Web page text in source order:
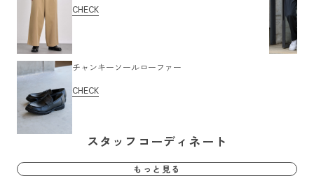
CHECK
チャンキーソールローファー
CHECK
スタッフコーディネート
もっと見る